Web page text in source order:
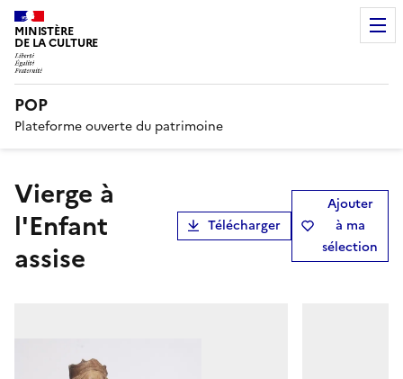
MINISTÈRE
DE LA CULTURE
POP
Plateforme ouverte du patrimoine
Vierge à
l'Enfant
assise
Télécharger
Ajouter
à ma
sélection